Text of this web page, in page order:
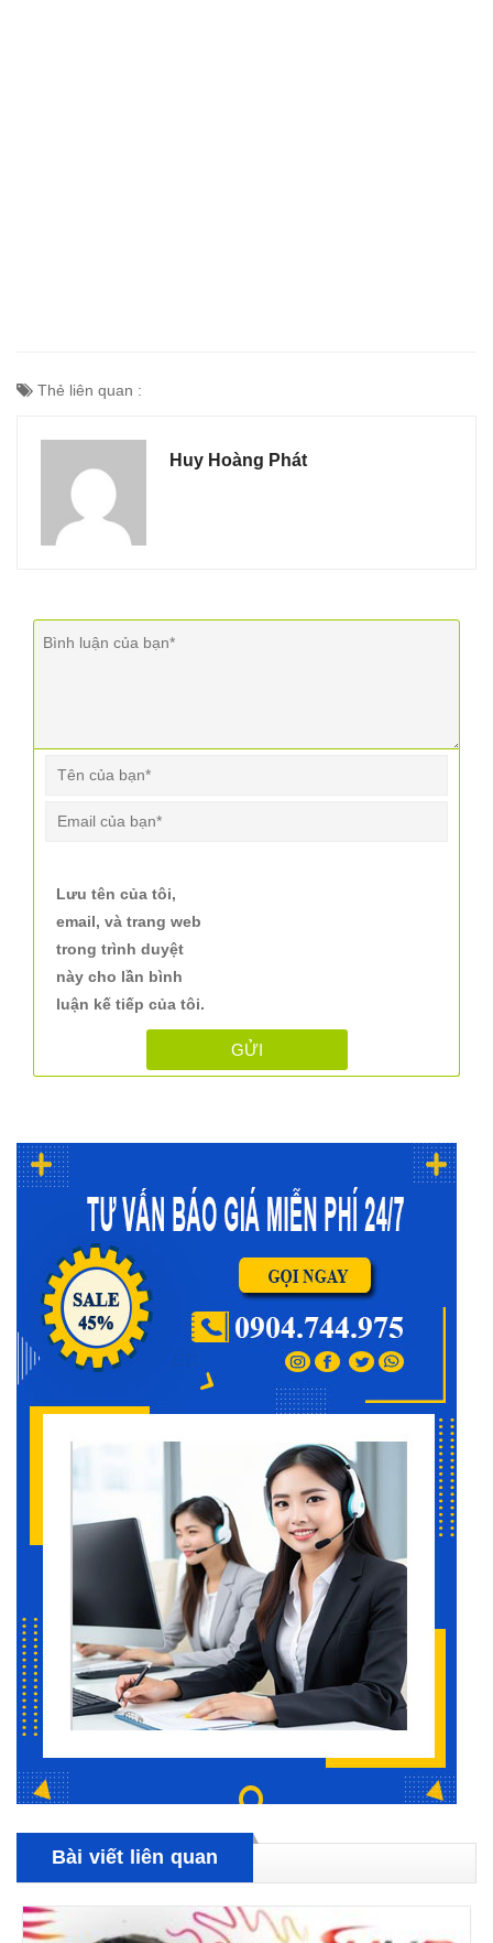
Thẻ liên quan :
Huy Hoàng Phát
Lưu tên của tôi,
email, và trang web
trong trình duyệt
này cho lần bình
luận kế tiếp của tôi.
Bài viết liên quan